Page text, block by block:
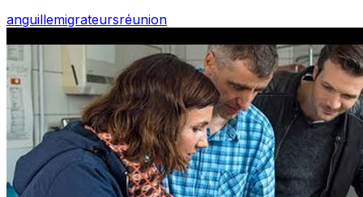
anguillemigrateursréunion